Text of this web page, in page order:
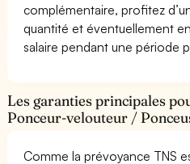
complémentaire, profitez
quantité et éventuellement
salaire pendant une période
Les garanties principales
Ponceur-velouteur /
Comme la prévoyance TNS